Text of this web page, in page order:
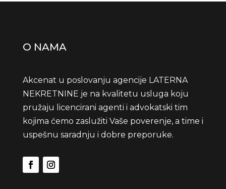
O NAMA
Akcenat u poslovanju agencije LATERNA
NEKRETNINE je na kvalitetu usluga koju
pružaju licencirani agenti i advokatski tim
kojima ćemo zaslužiti Vaše poverenje, a time i
uspešnu saradnju i dobre preporuke.